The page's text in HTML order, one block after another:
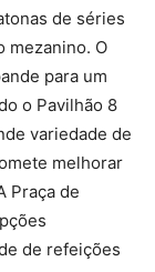
de séries
mezanino. O
para um
o Pavilhão 8
variedade de
melhorar
Praça de
de refeições